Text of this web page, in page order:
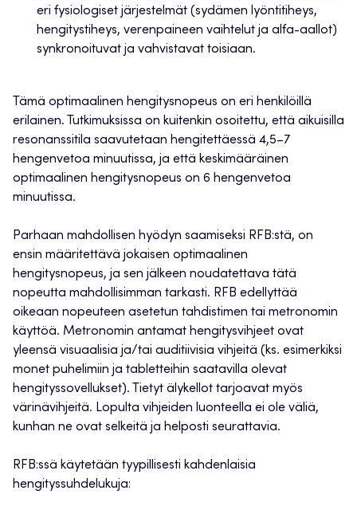
eri fysiologiset järjestelmät (sydämen lyöntitiheys,
hengitystiheys, verenpaineen vaihtelut ja alfa-aallot)
synkronoituvat ja vahvistavat toisiaan.
Tämä optimaalinen hengitysnopeus on eri henkilöillä
erilainen. Tutkimuksissa on kuitenkin osoitettu, että aikuisilla
resonanssitila saavutetaan hengitettäessä 4,5–7
hengenvetoa minuutissa, ja että keskimääräinen
optimaalinen hengitysnopeus on 6 hengenvetoa
minuutissa.
Parhaan mahdollisen hyödyn saamiseksi RFB:stä, on
ensin määritettävä jokaisen optimaalinen
hengitysnopeus, ja sen jälkeen noudatettava tätä
nopeutta mahdollisimman tarkasti. RFB edellyttää
oikeaan nopeuteen asetetun tahdistimen tai metronomin
käyttöä. Metronomin antamat hengitysvihjeet ovat
yleensä visuaalisia ja/tai auditiivisia vihjeitä (ks. esimerkiksi
monet puhelimiin ja tabletteihin saatavilla olevat
hengityssovellukset). Tietyt älykellot tarjoavat myös
värinävihjeitä. Lopulta vihjeiden luonteella ei ole väliä,
kunhan ne ovat selkeitä ja helposti seurattavia.
RFB:ssä käytetään tyypillisesti kahdenlaisia
hengityssuhdelukuja: